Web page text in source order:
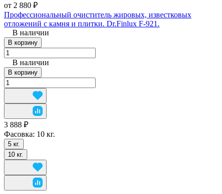
от 2 880 ₽
Профессиональный очиститель жировых, известковых
отложений с камня и плитки. Dr.Finlux F-921.
В наличии
В корзину
В наличии
В корзину
3 888 ₽
Фасовка: 10 кг.
5 кг.
10 кг.